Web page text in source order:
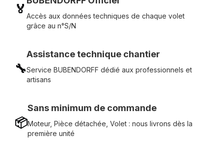
🏅 Accès aux données techniques de chaque volet
grâce au n°S/N
🔧
Assistance technique chantier
Service BUBENDORFF dédié aux professionnels et
artisans
📦
Sans minimum de commande
Moteur, Pièce détachée, Volet : nous livrons dès la
première unité